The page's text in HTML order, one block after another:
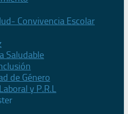
Convivencia Escolar
Saludable
de Género
y P.R.L